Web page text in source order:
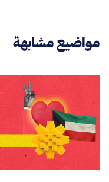
مواضيع مشابهة